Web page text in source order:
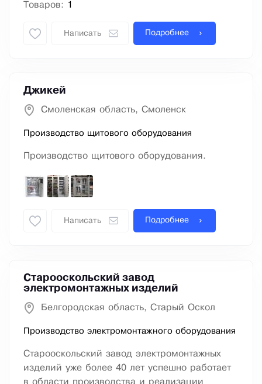
Товаров: 1
Написать Подробнее
Джикей
Смоленская область, Смоленск
Производство щитового оборудования
Производство щитового оборудования.
Написать Подробнее
Старооскольский завод
электромонтажных изделий
Белгородская область, Старый Оскол
Производство электромонтажного оборудования
Старооскольский завод электромонтажных
изделий уже более 40 лет успешно работает
в области производства и реализации